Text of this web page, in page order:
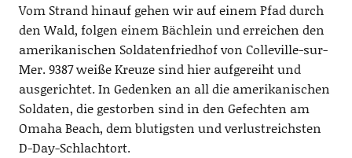
Vom Strand hinauf gehen wir auf einem Pfad durch
den Wald, folgen einem Bächlein und erreichen den
amerikanischen Soldatenfriedhof von Colleville-sur-
Mer. 9387 weiße Kreuze sind hier aufgereiht und
ausgerichtet. In Gedenken an all die amerikanischen
Soldaten, die gestorben sind in den Gefechten am
Omaha Beach, dem blutigsten und verlustreichsten
D-Day-Schlachtort.